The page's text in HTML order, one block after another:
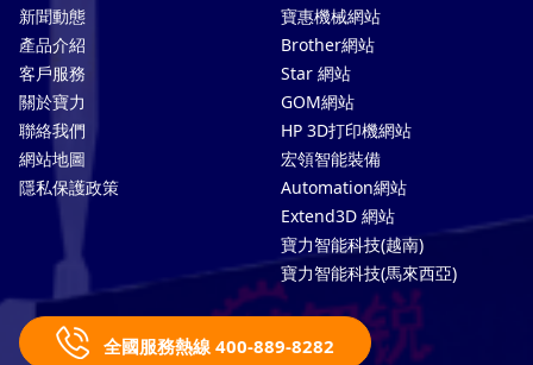
新聞動態
產品介紹
客戶服務
關於寶力
聯絡我們
網站地圖
隱私保護政策
寶惠機械網站
Brother網站
Star 網站
GOM網站
HP 3D打印機網站
宏領智能裝備
Automation網站
Extend3D 網站
寶力智能科技(越南)
寶力智能科技(馬來西亞)
全國服務熱線 400-889-8282